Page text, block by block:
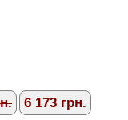
6 173 грн.